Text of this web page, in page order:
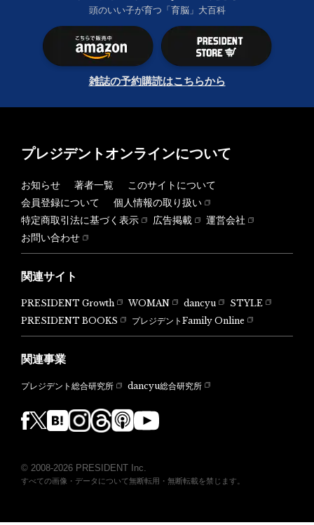
頭のいい子が育つ「育脳」大百科
雑誌の予約購読はこちらから
プレジデントオンラインについて
お知らせ 著者一覧
このサイトについて
会員登録について
個人情報の取り扱い
特定商取引法に基づく表示
広告掲載
運営会社
お問い合わせ
関連サイト
PRESIDENT Growth WOMAN dancyu
STYLE
PRESIDENT BOOKS
プレジデントFamily Online
関連事業
プレジデント総合研究所 dancyu総合研究所
© 2008-2026 PRESIDENT Inc.
すべての画像・データについて無断転用・無断転載を禁じます。